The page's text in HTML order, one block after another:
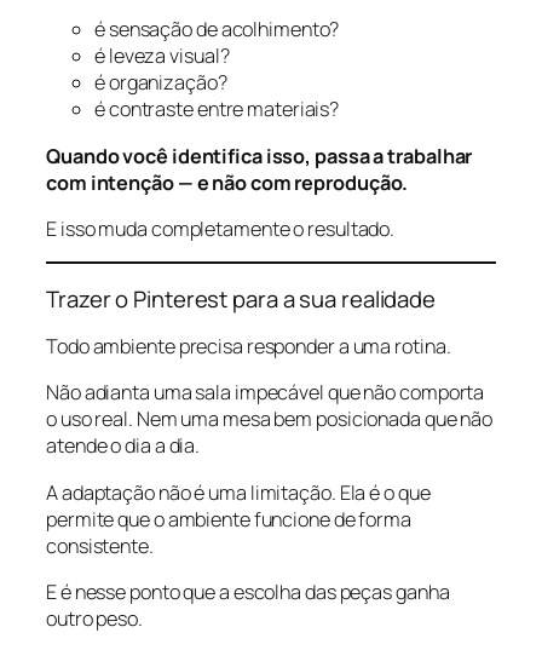
é sensação de acolhimento?
é leveza visual?
é organização?
é contraste entre materiais?
Quando você identifica isso, passa a trabalhar
com intenção — e não com reprodução.
E isso muda completamente o resultado.
Trazer o Pinterest para a sua realidade
Todo ambiente precisa responder a uma rotina.
Não adianta uma sala impecável que não comporta
o uso real. Nem uma mesa bem posicionada que não
atende o dia a dia.
A adaptação não é uma limitação. Ela é o que
permite que o ambiente funcione de forma
consistente.
E é nesse ponto que a escolha das peças ganha
outro peso.